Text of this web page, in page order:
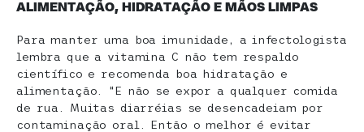
ALIMENTAÇÃO, HIDRATAÇÃO E MÃOS LIMPAS
Para manter uma boa imunidade, a infectologista
lembra que a vitamina C não tem respaldo
científico e recomenda boa hidratação e
alimentação. “E não se expor a qualquer comida
de rua. Muitas diarréias se desencadeiam por
contaminação oral. Então o melhor é evitar